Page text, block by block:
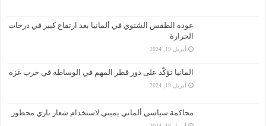
عودة الطقس الشتوي في ألمانيا بعد ارتفاع كبير في درجات
الحرارة
أبريل 19, 2024
المانيا تؤكّد على دور قطر المهم في الوساطة في حرب غزة
أبريل 19, 2024
محاكمة سياسي ألماني يميني لاستخدام شعار نازي محظور